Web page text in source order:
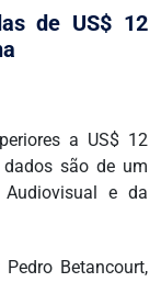
de US$ 12
a US$ 12
são de um
e da
Betancourt,